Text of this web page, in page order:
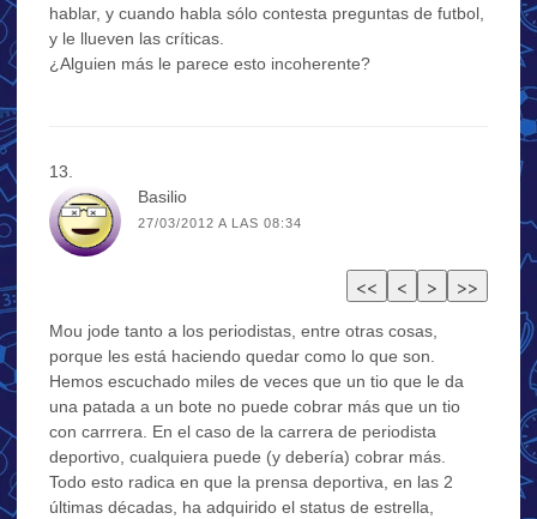
hablar, y cuando habla sólo contesta preguntas de futbol,
y le llueven las críticas.
¿Alguien más le parece esto incoherente?
Basilio
27/03/2012 A LAS 08:34
Mou jode tanto a los periodistas, entre otras cosas,
porque les está haciendo quedar como lo que son.
Hemos escuchado miles de veces que un tio que le da
una patada a un bote no puede cobrar más que un tio
con carrrera. En el caso de la carrera de periodista
deportivo, cualquiera puede (y debería) cobrar más.
Todo esto radica en que la prensa deportiva, en las 2
últimas décadas, ha adquirido el status de estrella,